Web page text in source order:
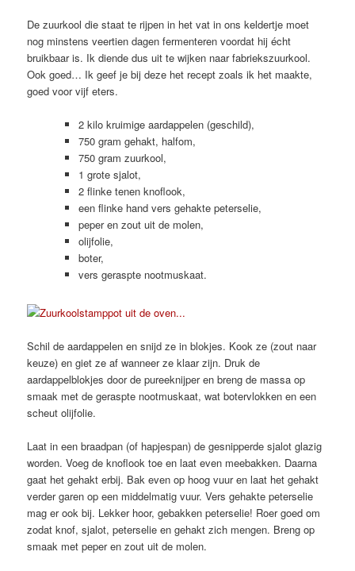
De zuurkool die staat te rijpen in het vat in ons keldertje moet
nog minstens veertien dagen fermenteren voordat hij écht
bruikbaar is. Ik diende dus uit te wijken naar fabriekszuurkool.
Ook goed… Ik geef je bij deze het recept zoals ik het maakte,
goed voor vijf eters.
2 kilo kruimige aardappelen (geschild),
750 gram gehakt, halfom,
750 gram zuurkool,
1 grote sjalot,
2 flinke tenen knoflook,
een flinke hand vers gehakte peterselie,
peper en zout uit de molen,
olijfolie,
boter,
vers geraspte nootmuskaat.
Schil de aardappelen en snijd ze in blokjes. Kook ze (zout naar
keuze) en giet ze af wanneer ze klaar zijn. Druk de
aardappelblokjes door de pureeknijper en breng de massa op
smaak met de geraspte nootmuskaat, wat botervlokken en een
scheut olijfolie.
Laat in een braadpan (of hapjespan) de gesnipperde sjalot glazig
worden. Voeg de knoflook toe en laat even meebakken. Daarna
gaat het gehakt erbij. Bak even op hoog vuur en laat het gehakt
verder garen op een middelmatig vuur. Vers gehakte peterselie
mag er ook bij. Lekker hoor, gebakken peterselie! Roer goed om
zodat knof, sjalot, peterselie en gehakt zich mengen. Breng op
smaak met peper en zout uit de molen.